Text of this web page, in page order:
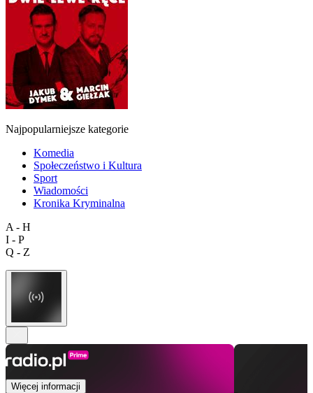
Najpopularniejsze kategorie
Komedia
Społeczeństwo i Kultura
Sport
Wiadomości
Kronika Kryminalna
A - H
I - P
Q - Z
Więcej informacji